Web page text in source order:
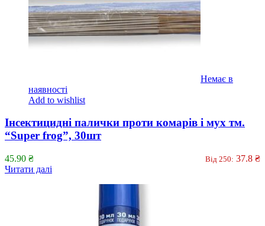
Немає в
наявності
Add to wishlist
Інсектицидні палички проти комарів і мух тм.
“Super frog”, 30шт
45.90 ₴ Від 250: 37.8 ₴
Читати далі